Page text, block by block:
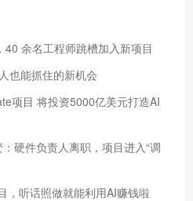
余名工程师跳槽加入新项目
也能抓住的新机会
项目 将投资5000亿美元打造AI
硬件负责人离职，项目进入“调
，听话照做就能利用AI赚钱啦